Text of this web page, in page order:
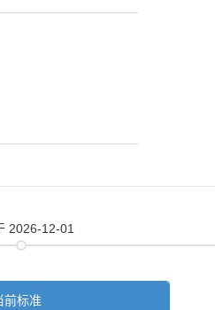
2026-12-01
前标准